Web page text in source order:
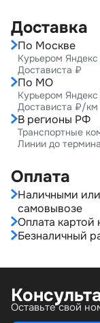
Доставка
По Москве
Курьером Яндекс
Достависта ₽
По МО
Курьером
Достависта ₽/км
В регионы РФ
Транспортные
Линии до
Оплата
Наличными
самовывозе
Оплата картой
Безналичный
Оставьте свой